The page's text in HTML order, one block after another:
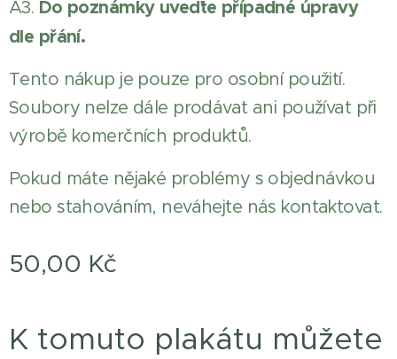
A3. Do poznámky uveďte případné úpravy
dle přání.
Tento nákup je pouze pro osobní použití.
Soubory nelze dále prodávat ani používat při
výrobě komerčních produktů.
Pokud máte nějaké problémy s objednávkou
nebo stahováním, neváhejte nás kontaktovat.
50,00 Kč
K tomuto plakátu můžete